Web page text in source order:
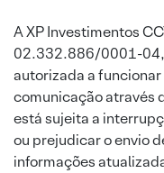
A XP Investimentos
02.332.886/0001-04,
autorizada a funcionar
comunicação através
está sujeita a
ou prejudicar o envio
informações